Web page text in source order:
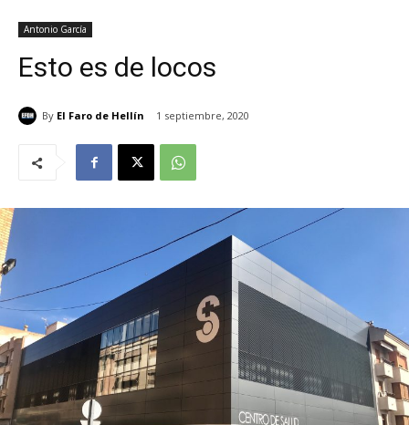
Antonio García
Esto es de locos
By El Faro de Hellín 1 septiembre, 2020